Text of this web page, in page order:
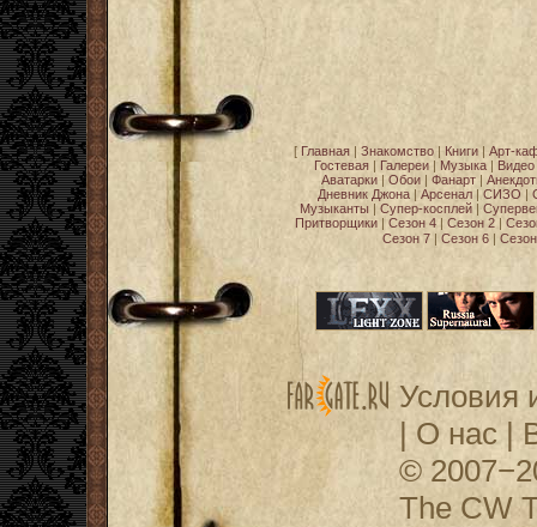
[ Главная| Знакомство| Книги| Арт-
Гостевая | Галереи | Музыка | Видео
Аватарки | Обои | Фанарт |
Дневник Джона| Арсенал| СИЗО |
Музыканты | Супер-косплей |
Притворщики | Сезон 4 | Сезон 2 |
Сезон 7| Сезон 6|
Условия
| О нас|
©
The CW